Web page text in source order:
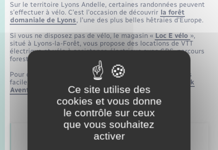
Sur le territoire Lyons Andelle, certaines randonnées peuvent
s’effectuer à vélo. C’est l’occasion de découvrir la forêt
domaniale de Lyons, l’une des plus belles hêtraies d’Europe.
Si vous ne disposez pas de vélo, le magasin « Loc E vélo »,
situé à Lyons-la-Forêt, vous propose des locations de VTT
électrique et vélo à assistance électrique avec GPS, parcours
forestiers et touristiques intégrés.
Pour des balades groupées et encadrées sur des chemins
faciles ou des raids longue distance, contactez
Authentik
Aventure
, situé à Romilly-sur-Andelle.
Retrouvez aussi
Ce site utilise des
cookies et vous donne
le contrôle sur ceux
que vous souhaitez
activer